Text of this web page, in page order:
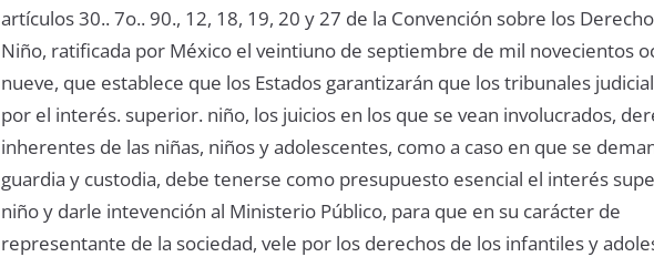
artículos 30.. 7o.. 90., 12, 18, 19, 20 y 27 de la Convención sobre los
Niño, ratificada por México el veintiuno de septiembre de mil novecientos
nueve, que establece que los Estados garantizarán que los tribunales
por el interés. superior. niño, los juicios en los que se vean involucrados,
inherentes de las niñas, niños y adolescentes, como a caso en que se
guardia y custodia, debe tenerse como presupuesto esencial el interés
niño y darle intevención al Ministerio Público, para que en su carácter de
representante de la sociedad, vele por los derechos de los infantiles y